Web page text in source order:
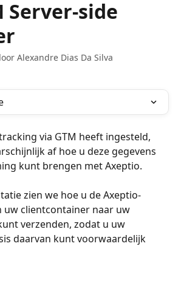
Server-side
Alexandre Dias Da Silva
via GTM heeft ingesteld,
af hoe u deze gegevens
kunt brengen met Axeptio.
zien we hoe u de Axeptio-
uw clientcontainer naar uw
verzenden, zodat u uw
daarvan kunt voorwaardelijk